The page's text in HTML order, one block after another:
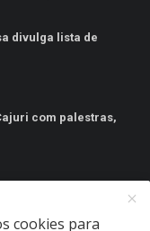
divulga lista de
com palestras,
cookies para